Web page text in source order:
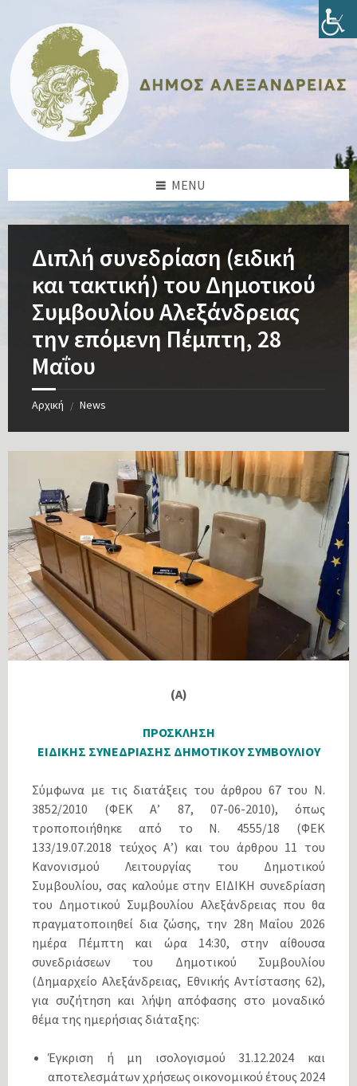
content
sidebar
sidebar
footer
MENU
Διπλή συνεδρίαση (ειδική
και τακτική) του Δημοτικού
Συμβουλίου Αλεξάνδρειας
την επόμενη Πέμπτη, 28
Μαΐου
Αρχική / News
(Α)
ΠΡΟΣΚΛΗΣΗ
ΕΙΔΙΚΗΣ ΣΥΝΕΔΡΙΑΣΗΣ ΔΗΜΟΤΙΚΟΥ ΣΥΜΒΟΥΛΙΟΥ
Σύμφωνα με τις διατάξεις του άρθρου 67 του Ν.
3852/2010 (ΦΕΚ Α’ 87, 07-06-2010), όπως
τροποποιήθηκε από το N. 4555/18 (ΦΕΚ
133/19.07.2018 τεύχος Α’) και του άρθρου 11 του
Κανονισμού Λειτουργίας του Δημοτικού
Συμβουλίου, σας καλούμε στην ΕΙΔΙΚΗ συνεδρίαση
του Δημοτικού Συμβουλίου Αλεξάνδρειας που θα
πραγματοποιηθεί δια ζώσης, την 28η Μαΐου 2026
ημέρα Πέμπτη και ώρα 14:30, στην αίθουσα
συνεδριάσεων του Δημοτικού Συμβουλίου
(Δημαρχείο Αλεξάνδρειας, Εθνικής Αντίστασης 62),
για συζήτηση και λήψη απόφασης στο μοναδικό
θέμα της ημερήσιας διάταξης:
Έγκριση ή μη ισολογισμού 31.12.2024 και
αποτελεσμάτων χρήσεως οικονομικού έτους 2024